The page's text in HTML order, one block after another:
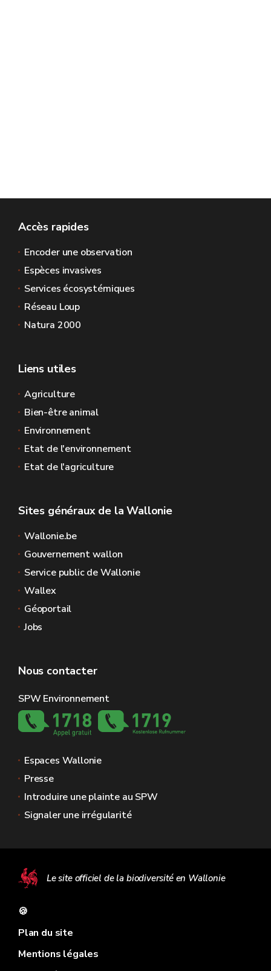
Accès rapides
Encoder une observation
Espèces invasives
Services écosystémiques
Réseau Loup
Natura 2000
Liens utiles
Agriculture
Bien-être animal
Environnement
Etat de l'environnement
Etat de l'agriculture
Sites généraux de la Wallonie
Wallonie.be
Gouvernement wallon
Service public de Wallonie
Wallex
Géoportail
Jobs
Nous contacter
SPW Environnement
Espaces Wallonie
Presse
Introduire une plainte au SPW
Signaler une irrégularité
Le site officiel de la biodiversité en Wallonie
🍪
Plan du site
Mentions légales